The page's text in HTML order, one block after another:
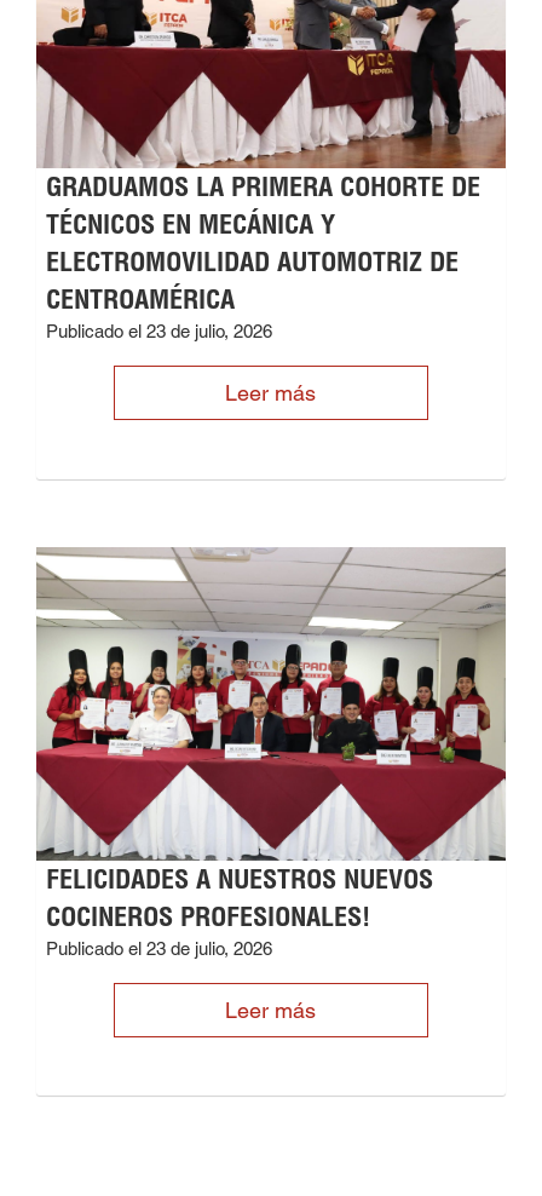
GRADUAMOS LA PRIMERA COHORTE DE
TÉCNICOS EN MECÁNICA Y
ELECTROMOVILIDAD AUTOMOTRIZ DE
CENTROAMÉRICA
Publicado el 23 de julio, 2026
Leer más
FELICIDADES A NUESTROS NUEVOS
COCINEROS PROFESIONALES!
Publicado el 23 de julio, 2026
Leer más